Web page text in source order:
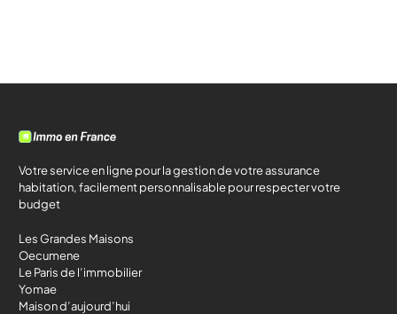
Votre service en ligne pour la gestion de votre assurance
habitation, facilement personnalisable pour respecter votre
budget
Les Grandes Maisons
Oecumene
Le Paris de l’immobilier
Yomae
Maison d’aujourd’hui